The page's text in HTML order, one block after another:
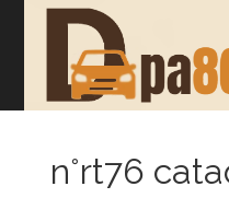
n°rt76